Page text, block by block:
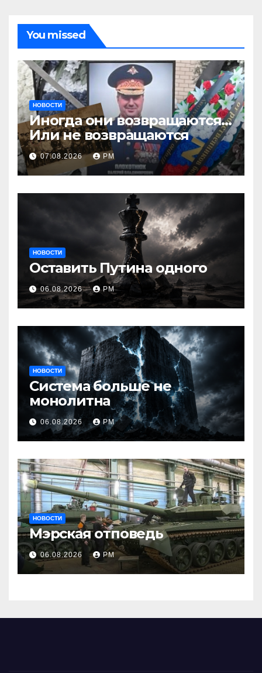
You missed
НОВОСТИ
Иногда они возвращаются…
Или не возвращаются
07.08.2026 РМ
НОВОСТИ
Оставить Путина одного
06.08.2026 РМ
НОВОСТИ
Система больше не
монолитна
06.08.2026 РМ
НОВОСТИ
Мэрская отповедь
06.08.2026 РМ